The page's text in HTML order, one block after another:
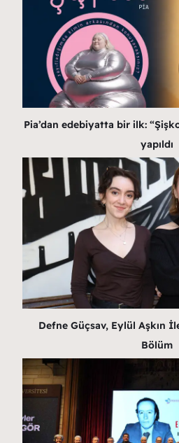
Pia’dan edebiyatta bir ilk:
yapıldı
Defne Güçsav, Eylül Aşkın
Bölüm